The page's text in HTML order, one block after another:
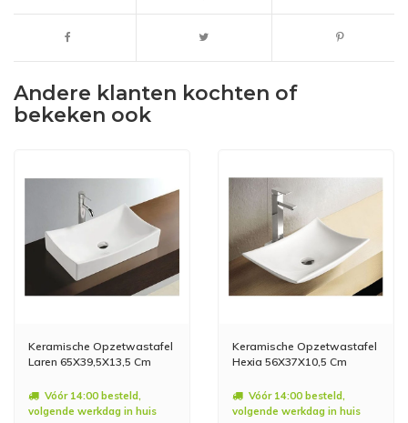
Andere klanten kochten of
bekeken ook
Keramische Opzetwastafel
Laren 65X39,5X13,5 Cm
Vóór 14:00 besteld,
volgende werkdag in huis
Keramische Opzetwastafel
Hexia 56X37X10,5 Cm
Vóór 14:00 besteld,
volgende werkdag in huis